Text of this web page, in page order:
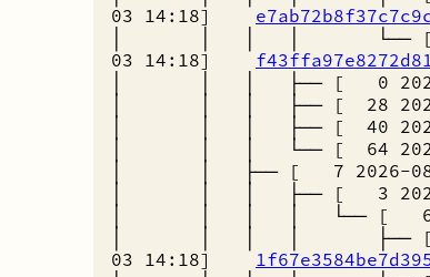
03 14:18]
│ │ │ │ └── [ 28
03 14:18]
│ │ │ ├── [ 0
│ │ │ ├── [ 28
│ │ │ ├── [ 40
│ │ │ └── [ 64
│ │ ├── [ 7 2026-
│ │ │ ├── [ 3
│ │ │ │ └── [ 6
│ │ │ │ ├── [2.1K
03 14:18]